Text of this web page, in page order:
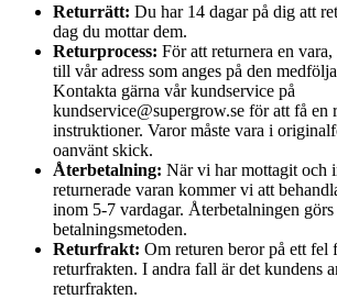
Returrätt: Du har 14 dagar på dig att
dag du mottar dem.
Returprocess: För att returnera en
till vår adress som anges på den
Kontakta gärna vår kundservice på
kundservice@supergrow.se för att få en
instruktioner. Varor måste vara i
oanvänt skick.
Återbetalning: När vi har mottagit och
returnerade varan kommer vi att
inom 5-7 vardagar. Återbetalningen
betalningsmetoden.
Returfrakt: Om returen beror på ett fel
returfrakten. I andra fall är det kundens
returfrakten.